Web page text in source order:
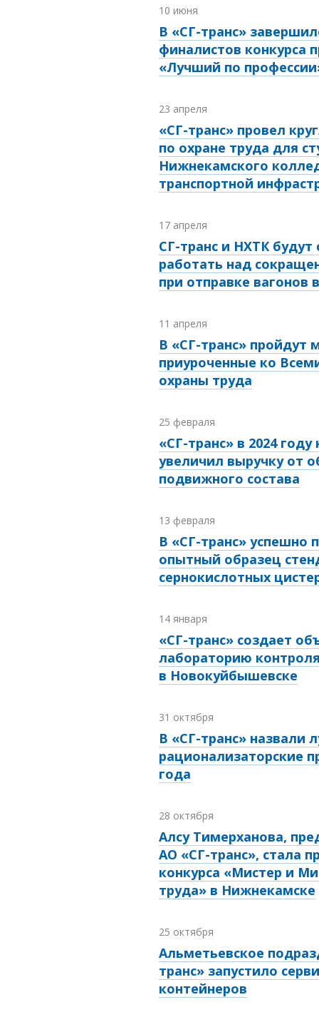
10 июня
В «СГ-транс»
финалистов конкурса
«Лучший по
23 апреля
«СГ-транс» провел
по охране труда для
Нижнекамского
транспортной
17 апреля
СГ-транс и НХТК будут
работать над
при отправке вагонов
11 апреля
В «СГ-транс» пройдут
приуроченные ко
охраны труда
25 февраля
«СГ-транс» в 2024 году
увеличил выручку от
подвижного состава
13 февраля
В «СГ-транс» успешно
опытный образец
сернокислотных
14 января
«СГ-транс» создает
лабораторию
в Новокуйбышевске
31 октября
В «СГ-транс» назвали
рационализаторские
года
28 октября
Алсу Тимерханова,
АО «СГ-транс», стала
конкурса «Мистер и
труда» в Нижнекамске
25 октября
Альметьевское
транс» запустило
контейнеров